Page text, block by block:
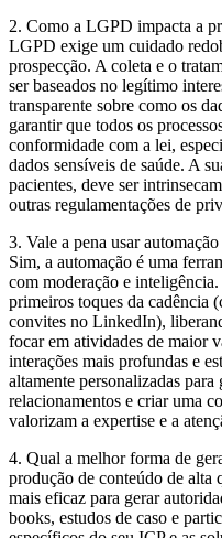
2. Como a LGPD impacta a
LGPD exige um cuidado
prospecção. A coleta e o
ser baseados no legítimo
transparente sobre como os
garantir que todos os
conformidade com a lei,
dados sensíveis de saúde. A
pacientes, deve ser
outras regulamentações de
3. Vale a pena usar
Sim, a automação é uma
com moderação e
primeiros toques da cadência
convites no LinkedIn),
focar em atividades de maior
interações mais profundas e
altamente personalizadas
relacionamentos e criar uma
valorizam a expertise e a
4. Qual a melhor forma de
produção de conteúdo de alta
mais eficaz para gerar
books, estudos de caso e